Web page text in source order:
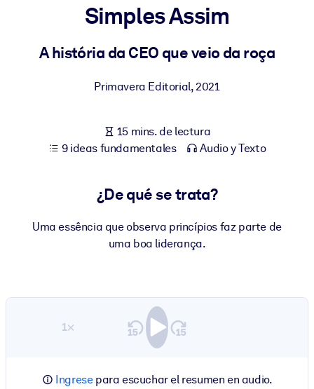
Para LMS/LXP
obtener mejores resultados de aprendizaje.
Enriquezca su biblioteca corporativa con conocimientos
empresariales confiables y listos para usar.
Alimente sus sistemas de IA con conocimientos fiables y
Simples Assim
A história da CEO que veio da roça
Primavera Editorial,2021
15 mins. de lectura
9 ideas fundamentales
Audio y Texto
¿De qué se trata?
Uma essência que observa princípios faz parte de
uma boa liderança.
1×
Ingresepara escuchar el resumen en audio.